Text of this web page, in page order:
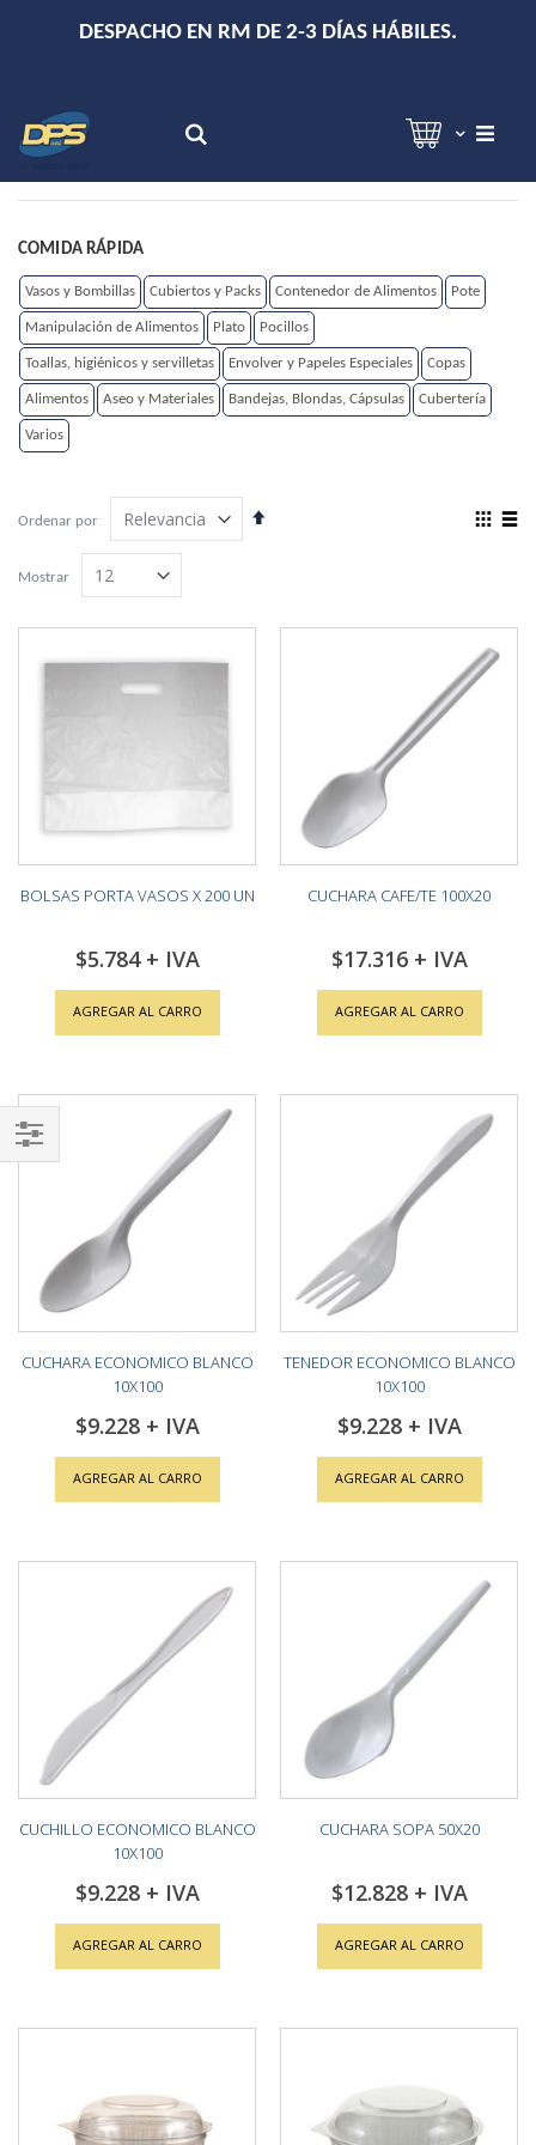
DESPACHO EN RM DE 2-3 DÍAS HÁBILES.
Ordenar por
Establecer
View
Mostrar
BOLSAS PORTA VASOS X 200 UN
$5.784
AGREGAR AL CARRO
CUCHARA CAFE/TE 100X20
$17.316
AGREGAR AL CARRO
CUCHARA ECONOMICO BLANCO
10X100
$9.228
AGREGAR AL CARRO
TENEDOR ECONOMICO BLANCO
10X100
$9.228
AGREGAR AL CARRO
CUCHILLO ECONOMICO BLANCO
10X100
$9.228
AGREGAR AL CARRO
CUCHARA SOPA 50X20
$12.828
AGREGAR AL CARRO
COMIDA RÁPIDA
Vasos y Bombillas Cubiertos y Packs Contenedor de Alimentos Pote
Manipulación de Alimentos Plato Pocillos
Toallas, higiénicos y servilletas Envolver y Papeles Especiales Copas
Alimentos Aseo y Materiales Bandejas, Blondas, Cápsulas Cubertería
Varios
Shop